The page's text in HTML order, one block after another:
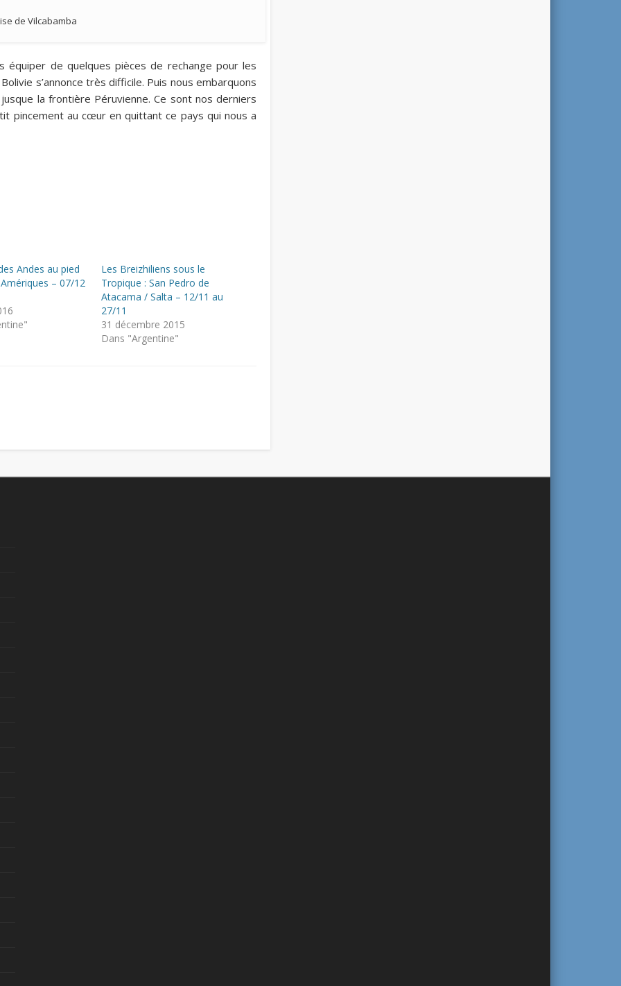
de Vilcabamba
de quelques pièces de rechange pour les
s’annonce très difficile. Puis nous embarquons
la frontière Péruvienne. Ce sont nos derniers
pincement au cœur en quittant ce pays qui nous a
Andes au pied
– 07/12
Les Breizhiliens sous le
Tropique : San Pedro de
Atacama / Salta – 12/11 au
27/11
31 décembre 2015
Dans "Argentine"